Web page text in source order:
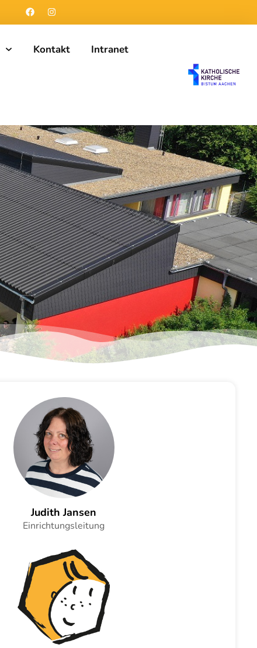
Kontakt Intranet
Judith Jansen
Einrichtungsleitung